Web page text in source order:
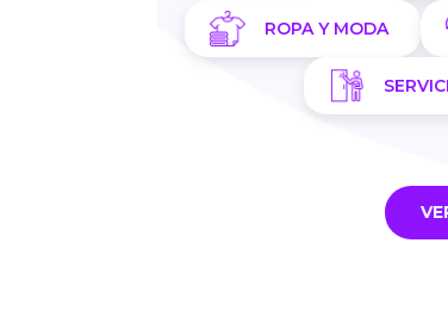
ROPA Y MODA